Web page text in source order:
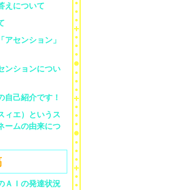
えについて
アセンション」
ンションについ
自己紹介です！
ィエ）というス
ームの由来につ
ＡＩの発達状況